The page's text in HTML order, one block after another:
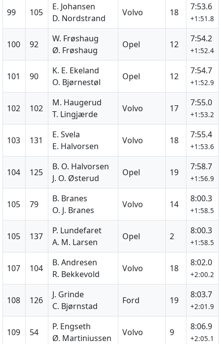
99 105
E. Johansen
D. Nordstrand
Volvo 18
7:53.6
+1:51.8
100 92
W. Frøshaug
Ø. Frøshaug
Opel 12
7:54.2
+1:52.4
101 90
K. E. Ekeland
O. Bjørnestøl
Opel 12
7:54.7
+1:52.9
102 102
M. Haugerud
T. Lingjærde
Volvo 17
7:55.0
+1:53.2
103 131
E. Svela
E. Halvorsen
Volvo 18
7:55.4
+1:53.6
104 125
B. O. Halvorsen
J. O. Østerud
Opel 19
7:58.7
+1:56.9
105 79
B. Branes
O. J. Branes
Volvo 14
8:00.3
+1:58.5
105 137
P. Lundefaret
A. M. Larsen
Opel 2
8:00.3
+1:58.5
107 104
B. Andresen
R. Bekkevold
Volvo 18
8:02.0
+2:00.2
108 126
J. Grinde
C. Bjørnstad
Ford 19
8:03.7
+2:01.9
109 54
P. Engseth
Ø. Martiniussen
Volvo 9
8:06.9
+2:05.1